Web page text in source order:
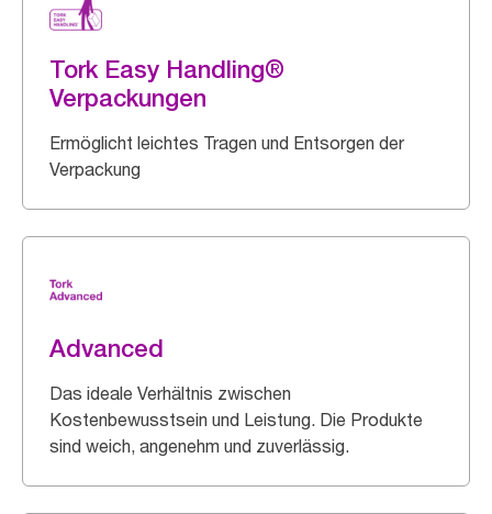
Tork Easy Handling®
Verpackungen
Ermöglicht leichtes Tragen und Entsorgen der
Verpackung
Advanced
Das ideale Verhältnis zwischen
Kostenbewusstsein und Leistung. Die Produkte
sind weich, angenehm und zuverlässig.